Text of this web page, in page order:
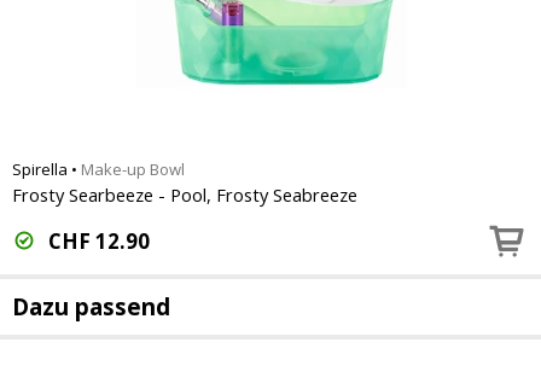
Spirella • Make-up Bowl
Frosty Searbeeze - Pool, Frosty Seabreeze
CHF 12.90
Dazu passend